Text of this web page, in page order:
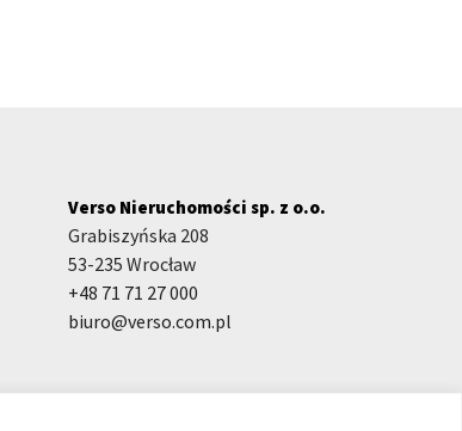
Verso Nieruchomości sp. z o.o.
Grabiszyńska 208
53-235 Wrocław
+48 71 71 27 000
biuro@verso.com.pl